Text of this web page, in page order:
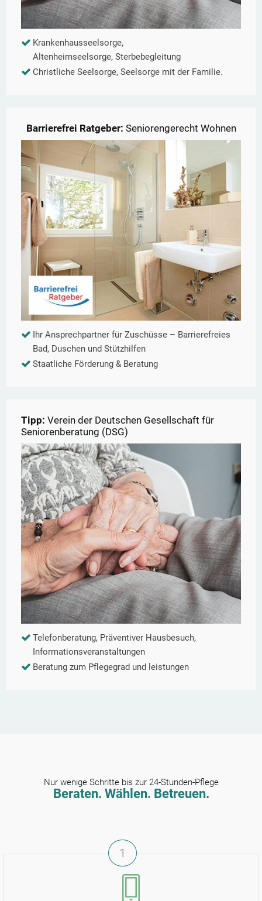
Krankenhausseelsorge,
Altenheimseelsorge, Sterbebegleitung
Christliche Seelsorge, Seelsorge mit der Familie.
Barrierefrei Ratgeber: Seniorengerecht Wohnen
Ihr Ansprechpartner für Zuschüsse – Barrierefreies
Bad, Duschen und Stützhilfen
Staatliche Förderung & Beratung
Tipp: Verein der Deutschen Gesellschaft für
Seniorenberatung (DSG)
Telefonberatung, Präventiver Hausbesuch,
Informationsveranstaltungen
Beratung zum Pflegegrad und leistungen
Nur wenige Schritte bis zur 24-Stunden-Pflege
Beraten. Wählen. Betreuen.
1